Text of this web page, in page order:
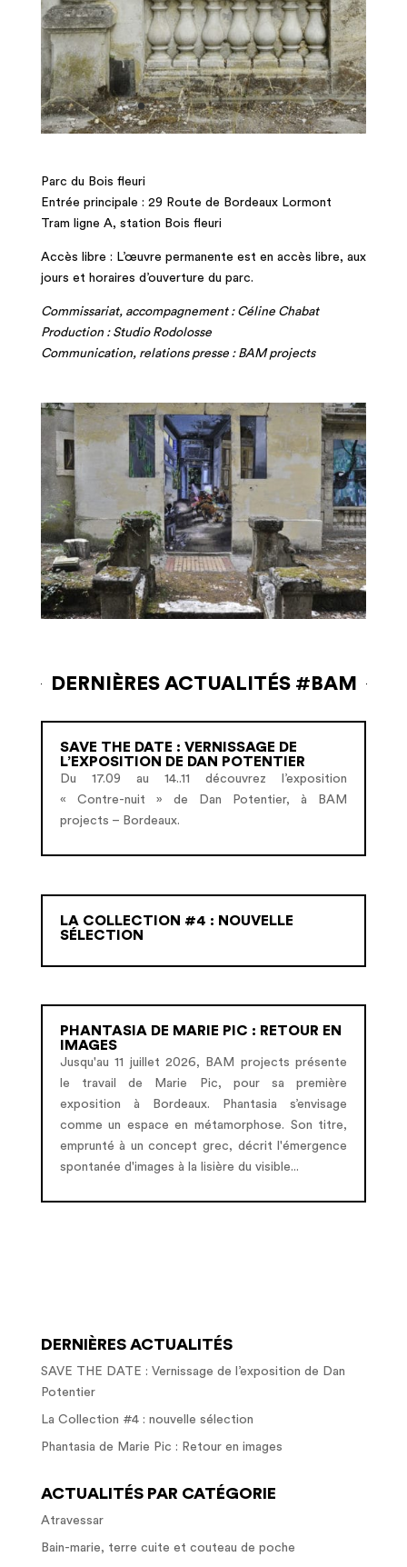
Parc du Bois fleuri
Entrée principale : 29 Route de Bordeaux Lormont
Tram ligne A, station Bois fleuri
Accès libre : L’œuvre permanente est en accès libre, aux
jours et horaires d’ouverture du parc.
Commissariat, accompagnement : Céline Chabat
Production : Studio Rodolosse
Communication, relations presse : BAM projects
DERNIÈRES ACTUALITÉS #BAM
SAVE THE DATE : VERNISSAGE DE
L’EXPOSITION DE DAN POTENTIER
Du 17.09 au 14..11 découvrez l’exposition
« Contre-nuit » de Dan Potentier, à BAM
projects – Bordeaux.
LA COLLECTION #4 : NOUVELLE
SÉLECTION
PHANTASIA DE MARIE PIC : RETOUR EN
IMAGES
Jusqu'au 11 juillet 2026, BAM projects présente
le travail de Marie Pic, pour sa première
exposition à Bordeaux. Phantasia s’envisage
comme un espace en métamorphose. Son titre,
emprunté à un concept grec, décrit l'émergence
spontanée d'images à la lisière du visible...
DERNIÈRES ACTUALITÉS
SAVE THE DATE : Vernissage de l’exposition de Dan
Potentier
La Collection #4 : nouvelle sélection
Phantasia de Marie Pic : Retour en images
ACTUALITÉS PAR CATÉGORIE
Atravessar
Bain-marie, terre cuite et couteau de poche